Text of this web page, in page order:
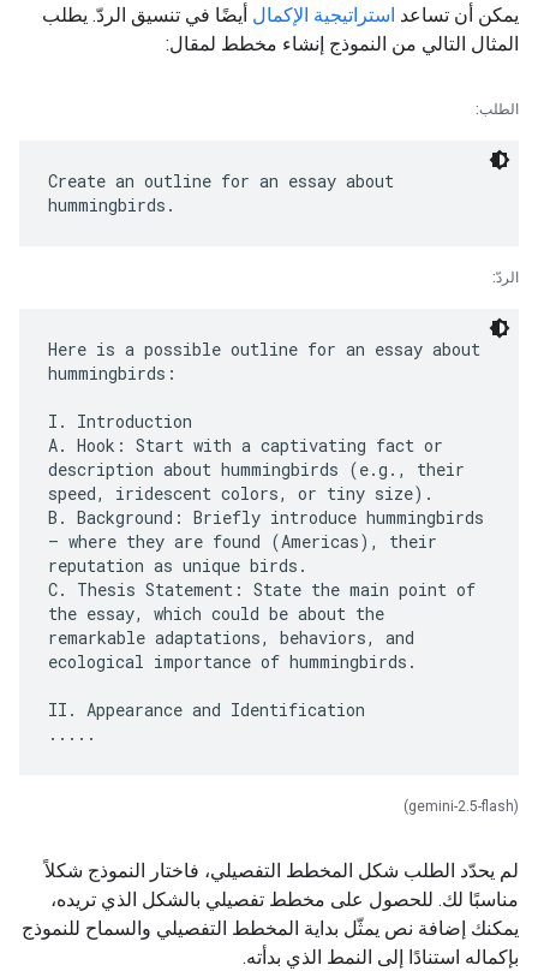
يمكن أن تساعد استراتيجية الإكمال أيضًا في تنسيق الردّ. يطلب
المثال التالي من النموذج إنشاء مخطط لمقال:
الطلب:
Create an outline for an essay about
الردّ:
Here is a possible outline for an essay about
hummingbirds:
I. Introduction
A. Hook: Start with a captivating fact or
description about hummingbirds (e.g., their
speed, iridescent colors, or tiny size).
B. Background: Briefly introduce hummingbirds
– where they are found (Americas), their
reputation as unique birds.
C. Thesis Statement: State the main point of
the essay, which could be about the
remarkable adaptations, behaviors, and
ecological importance of hummingbirds.
II. Appearance and Identification
(gemini-2.5-flash)
لم يحدّد الطلب شكل المخطط التفصيلي، فاختار النموذج شكلاً
مناسبًا لك. للحصول على مخطط تفصيلي بالشكل الذي تريده،
يمكنك إضافة نص يمثّل بداية المخطط التفصيلي والسماح للنموذج
بإكماله استنادًا إلى النمط الذي بدأته.